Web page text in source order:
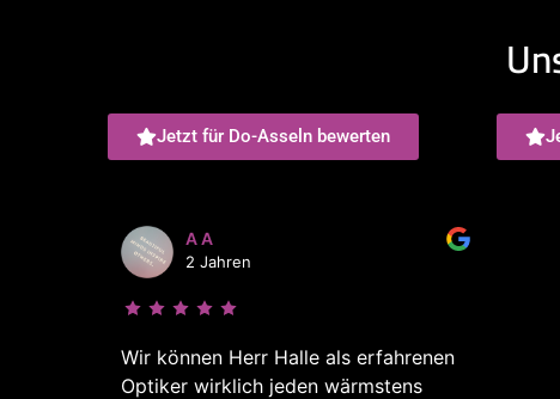
Jetzt für Do-Asseln bewerten
A A
2 Jahren
Wir können Herr Halle als erfahrenen
Optiker wirklich jeden wärmstens